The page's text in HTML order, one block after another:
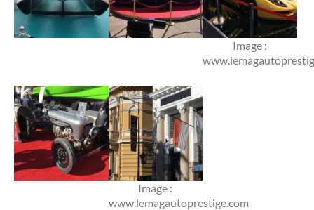
Image :
Image :
www.lemagautoprestige.com